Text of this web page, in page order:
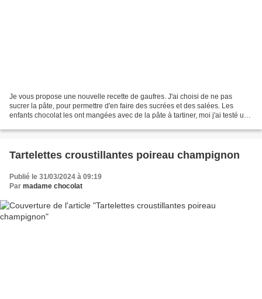
Je vous propose une nouvelle recette de gaufres. J'ai choisi de ne pas
sucrer la pâte, pour permettre d'en faire des sucrées et des salées. Les
enfants chocolat les ont mangées avec de la pâte à tartiner, moi j'ai testé une
Tartelettes croustillantes poireau champignon
Publié le 31/03/2024 à 09:19
Par madame chocolat